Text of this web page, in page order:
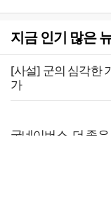
지금 인기 많은
[사설] 군의 심각한
가
굿네이버스, 더 좋은